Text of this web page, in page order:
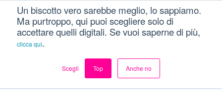
Un biscotto vero sarebbe meglio, lo sappiamo.
Ma purtroppo, qui puoi scegliere solo di
accettare quelli digitali. Se vuoi saperne di più,
clicca qui.
Scegli Top Anche no
Dici Davvero?! Menu
DD News